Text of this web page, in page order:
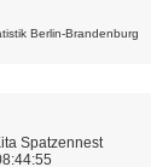
Berlin-Brandenburg
Spatzennest